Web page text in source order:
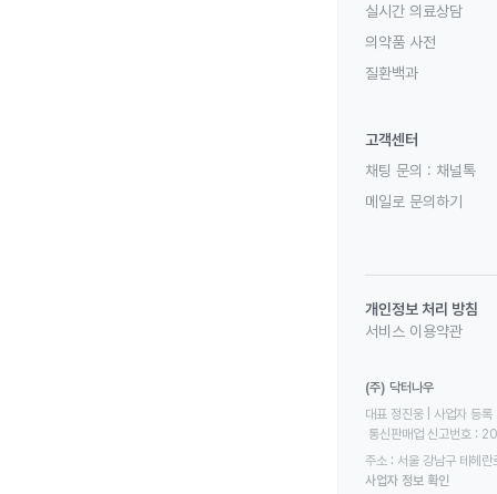
실시간 의료상담
의약품 사전
질환백과
고객센터
채팅 문의 : 채널톡
메일로 문의하기
개인정보 처리 방침
서비스 이용약관
(주) 닥터나우
대표 정진웅 | 사업자
통신판매업 신고번호
주소 : 서울 강남구 테헤
사업자 정보 확인